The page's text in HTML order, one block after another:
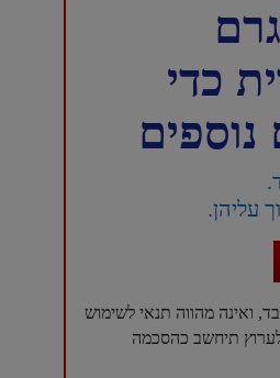
נוספים
עליהן.
תיחשב כהסכמה